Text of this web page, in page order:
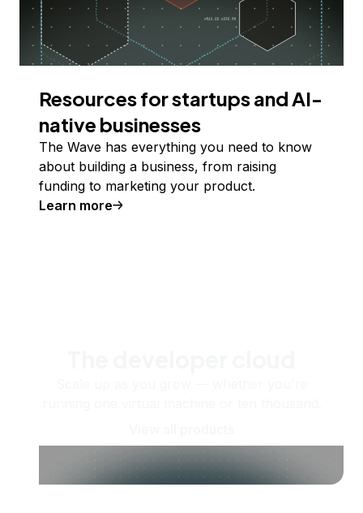
Resources for startups and AI-
native businesses
The Wave has everything you need to know
about building a business, from raising
funding to marketing your product.
Learn more